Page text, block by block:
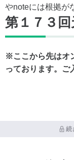
やnoteには根拠が
第１７３
※ここから先はオ
っております。ご
続